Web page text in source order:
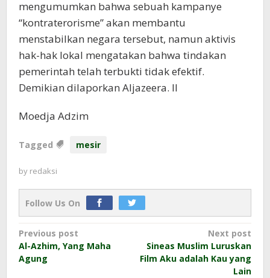
mengumumkan bahwa sebuah kampanye
“kontraterorisme” akan membantu
menstabilkan negara tersebut, namun aktivis
hak-hak lokal mengatakan bahwa tindakan
pemerintah telah terbukti tidak efektif.
Demikian dilaporkan Aljazeera. II
Moedja Adzim
Tagged mesir
by redaksi
Follow Us On
Post
navigation
Previous post
Al-Azhim, Yang Maha
Agung
Next post
Sineas Muslim Luruskan
Film Aku adalah Kau yang
Lain